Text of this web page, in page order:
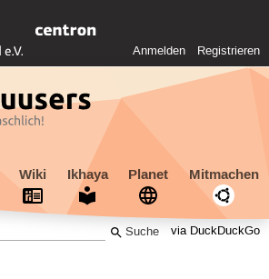
Anmelden Registrieren
Wiki Ikhaya Planet Mitmachen
via DuckDuckGo